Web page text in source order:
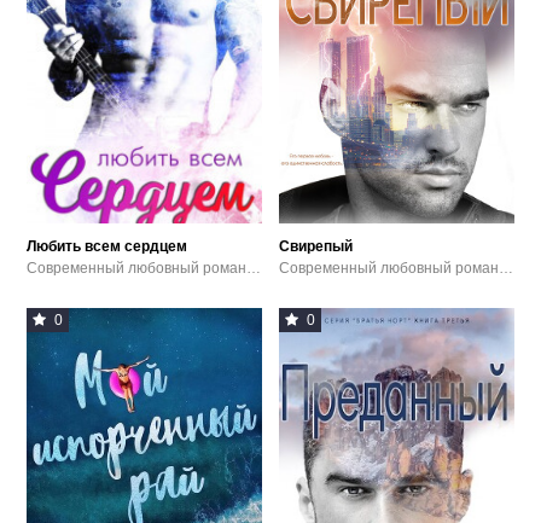
Любить всем сердцем
Современный любовный роман / Эротика
Свирепый
Современный любовный роман / Эротика
0 0